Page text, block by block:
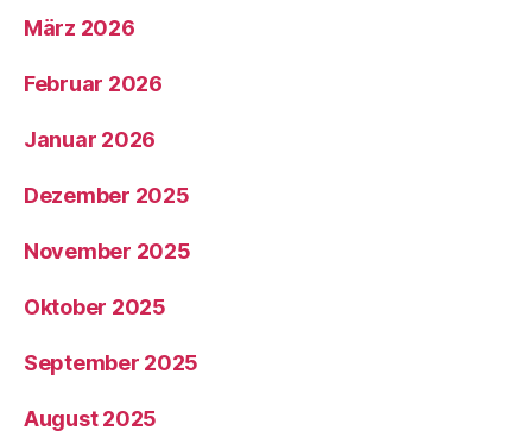
März 2026
Februar 2026
Januar 2026
Dezember 2025
November 2025
Oktober 2025
September 2025
August 2025